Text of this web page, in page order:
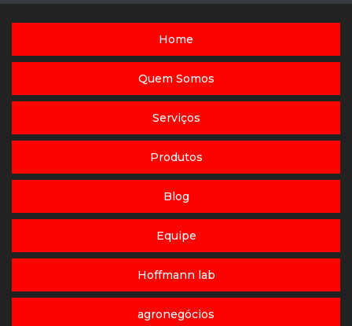
Home
Quem Somos
Serviços
Produtos
Blog
Equipe
Hoffmann lab
agronegócios